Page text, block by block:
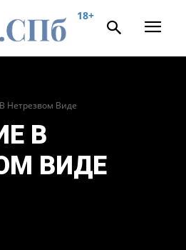
18+
Нетрезвом Виде
В
ВИДЕ